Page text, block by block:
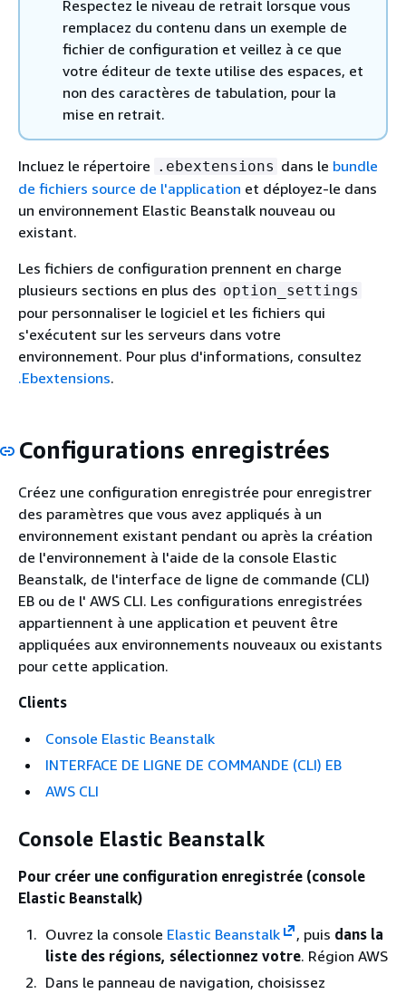
Respectez le niveau de retrait lorsque vous
remplacez du contenu dans un exemple de
fichier de configuration et veillez à ce que
votre éditeur de texte utilise des espaces, et
non des caractères de tabulation, pour la
mise en retrait.
Incluez le répertoire .ebextensions dans le bundle
de fichiers source de l'application et déployez-le dans
un environnement Elastic Beanstalk nouveau ou
existant.
Les fichiers de configuration prennent en charge
plusieurs sections en plus des option_settings
pour personnaliser le logiciel et les fichiers qui
s'exécutent sur les serveurs dans votre
environnement. Pour plus d'informations, consultez
.Ebextensions.
Configurations enregistrées
Créez une configuration enregistrée pour enregistrer
des paramètres que vous avez appliqués à un
environnement existant pendant ou après la création
de l'environnement à l'aide de la console Elastic
Beanstalk, de l'interface de ligne de commande (CLI)
EB ou de l' AWS CLI. Les configurations enregistrées
appartiennent à une application et peuvent être
appliquées aux environnements nouveaux ou existants
pour cette application.
Clients
Console Elastic Beanstalk
INTERFACE DE LIGNE DE COMMANDE (CLI) EB
AWS CLI
Console Elastic Beanstalk
Pour créer une configuration enregistrée (console
Elastic Beanstalk)
Ouvrez la console Elastic Beanstalk , puis dans la
liste des régions, sélectionnez votre. Région AWS
Dans le panneau de navigation, choisissez